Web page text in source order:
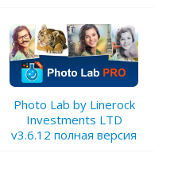
Photo Lab by Linerock
Investments LTD
v3.6.12 полная версия